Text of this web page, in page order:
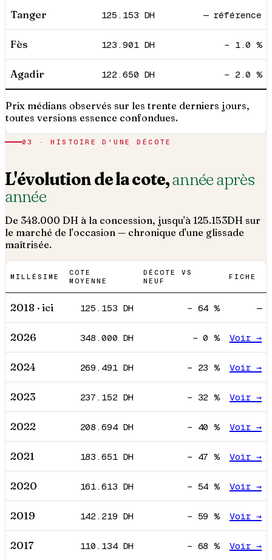
Tanger 125.153 DH — référence
Fès 123.901DH − 1.0 %
Agadir 122.650 DH − 2.0 %
Prix médians observés sur les trente derniers jours,
toutes versions essence confondues.
03 · HISTOIRE D'UNE DÉCOTE
L'évolution de la cote,année après
année
De 348.000 DH à la concession, jusqu'à 125.153DH sur
le marché de l'occasion — chronique d'une glissade
maîtrisée.
MILLÉSIME
COTE
MOYENNE
DÉCOTE VS
NEUF
FICHE
2018 · ici 125.153 DH − 64 % —
2026 348.000 DH −0 % Voir →
2024 269.491DH − 23 % Voir →
2023 237.152 DH − 32 % Voir →
2022 208.694DH − 40 % Voir →
2021 183.651DH − 47 % Voir →
2020 161.613 DH − 54 % Voir →
2019 142.219 DH − 59 % Voir →
2017 110.134DH − 68 % Voir →